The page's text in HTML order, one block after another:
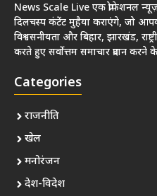
News Scale Live एक प्रोफेशनल
दिलचस्प कंटेंट मुहैया कराएंगे, जो
विश्वसनीयता और बिहार, झारखंड,
करते हुए सर्वोत्तम समाचार प्रदान करने
Categories
राजनीति
खेल
मनोरंजन
देश-विदेश